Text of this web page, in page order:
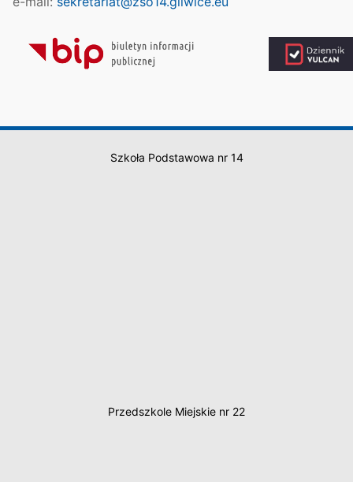
Szkoła Podstawowa nr 14
Przedszkole Miejskie nr 22